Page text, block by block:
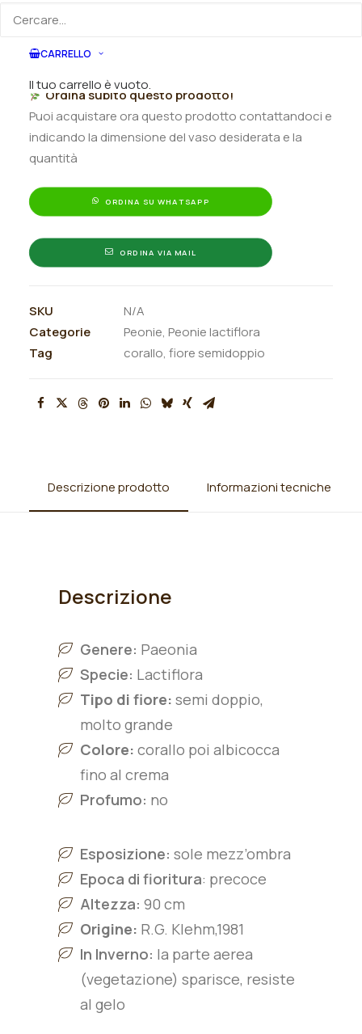
CARRELLO
Il tuo carrello è vuoto.
lactiflora
"Pink
Hawaiian
Coral"
quantità
Ordina subito questo prodotto!
Puoi acquistare ora questo prodotto contattandoci e
indicando la dimensione del vaso desiderata e la
quantità
ORDINA SU WHATSAPP
ORDINA VIA MAIL
SKU
N/A
Categorie
Peonie, Peonie lactiflora
Tag
corallo, fiore semidoppio
Descrizione prodotto Informazioni tecniche
Descrizione
Genere: Paeonia
Specie: Lactiflora
Tipo di fiore: semi doppio,
molto grande
Colore: corallo poi albicocca
fino al crema
Profumo: no
Esposizione: sole mezz’ombra
Epoca di fioritura: precoce
Altezza: 90 cm
Origine: R.G. Klehm,1981
In Inverno: la parte aerea
(vegetazione) sparisce, resiste
al gelo